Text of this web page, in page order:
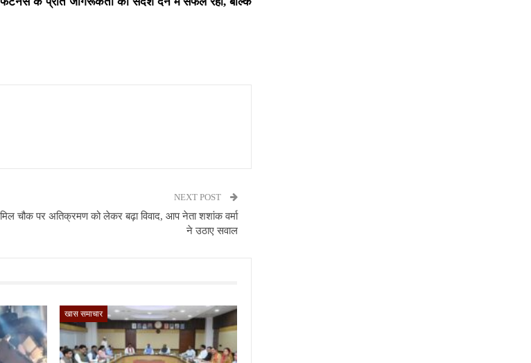
NEXT POST
चौक पर अतिक्रमण को लेकर बढ़ा विवाद, आप नेता शशांक वर्मा
ने उठाए सवाल
खास समाचार